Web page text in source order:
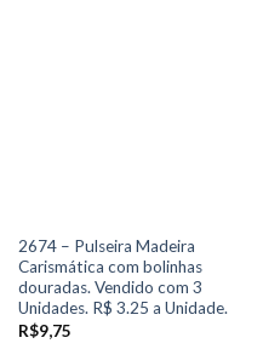
2674 – Pulseira Madeira
Carismática com bolinhas
douradas. Vendido com 3
Unidades. R$ 3.25 a Unidade.
R$9,75